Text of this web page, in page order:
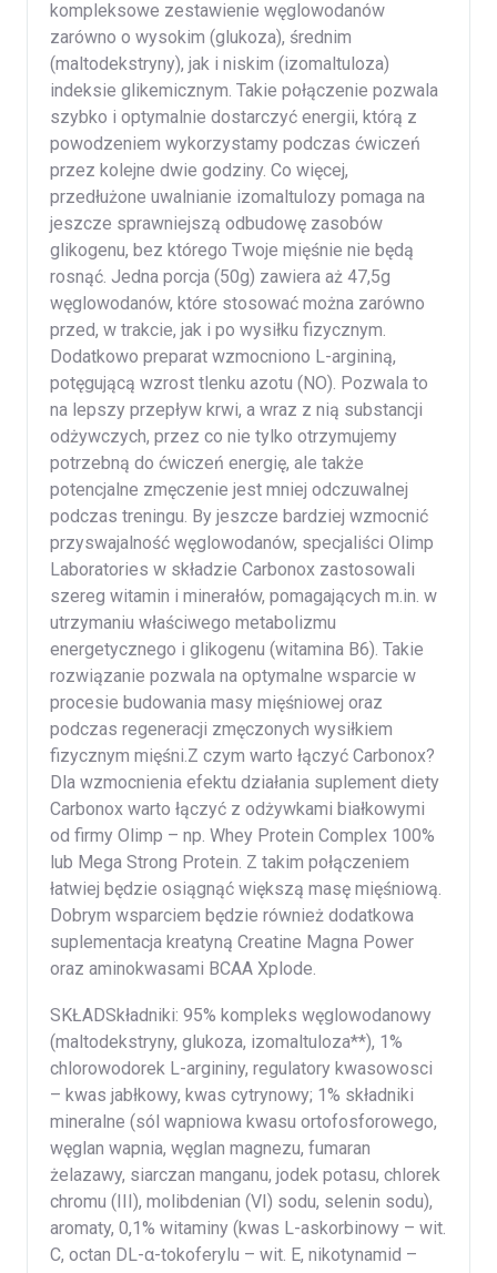
kompleksowe zestawienie węglowodanów
zarówno o wysokim (glukoza), średnim
(maltodekstryny), jak i niskim (izomaltuloza)
indeksie glikemicznym. Takie połączenie pozwala
szybko i optymalnie dostarczyć energii, którą z
powodzeniem wykorzystamy podczas ćwiczeń
przez kolejne dwie godziny. Co więcej,
przedłużone uwalnianie izomaltulozy pomaga na
jeszcze sprawniejszą odbudowę zasobów
glikogenu, bez którego Twoje mięśnie nie będą
rosnąć. Jedna porcja (50g) zawiera aż 47,5g
węglowodanów, które stosować można zarówno
przed, w trakcie, jak i po wysiłku fizycznym.
Dodatkowo preparat wzmocniono L-argininą,
potęgującą wzrost tlenku azotu (NO). Pozwala to
na lepszy przepływ krwi, a wraz z nią substancji
odżywczych, przez co nie tylko otrzymujemy
potrzebną do ćwiczeń energię, ale także
potencjalne zmęczenie jest mniej odczuwalnej
podczas treningu. By jeszcze bardziej wzmocnić
przyswajalność węglowodanów, specjaliści Olimp
Laboratories w składzie Carbonox zastosowali
szereg witamin i minerałów, pomagających m.in. w
utrzymaniu właściwego metabolizmu
energetycznego i glikogenu (witamina B6). Takie
rozwiązanie pozwala na optymalne wsparcie w
procesie budowania masy mięśniowej oraz
podczas regeneracji zmęczonych wysiłkiem
fizycznym mięśni.Z czym warto łączyć Carbonox?
Dla wzmocnienia efektu działania suplement diety
Carbonox warto łączyć z odżywkami białkowymi
od firmy Olimp – np. Whey Protein Complex 100%
lub Mega Strong Protein. Z takim połączeniem
łatwiej będzie osiągnąć większą masę mięśniową.
Dobrym wsparciem będzie również dodatkowa
suplementacja kreatyną Creatine Magna Power
oraz aminokwasami BCAA Xplode.
SKŁADSkładniki: 95% kompleks węglowodanowy
(maltodekstryny, glukoza, izomaltuloza**), 1%
chlorowodorek L-argininy, regulatory kwasowosci
– kwas jabłkowy, kwas cytrynowy; 1% składniki
mineralne (sól wapniowa kwasu ortofosforowego,
węglan wapnia, węglan magnezu, fumaran
żelazawy, siarczan manganu, jodek potasu, chlorek
chromu (III), molibdenian (VI) sodu, selenin sodu),
aromaty, 0,1% witaminy (kwas L-askorbinowy – wit.
C, octan DL-α-tokoferylu – wit. E, nikotynamid –